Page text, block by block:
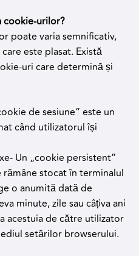
cookie-urilor?
poate varia semnificativ,
este plasat. Există
uri care determină și
de sesiune” este un
când utilizatorul își
Un „cookie persistent”
rămâne stocat în terminalul
o anumită dată de
minute, zile sau câțiva ani
acestuia de către utilizator
setărilor browserului.